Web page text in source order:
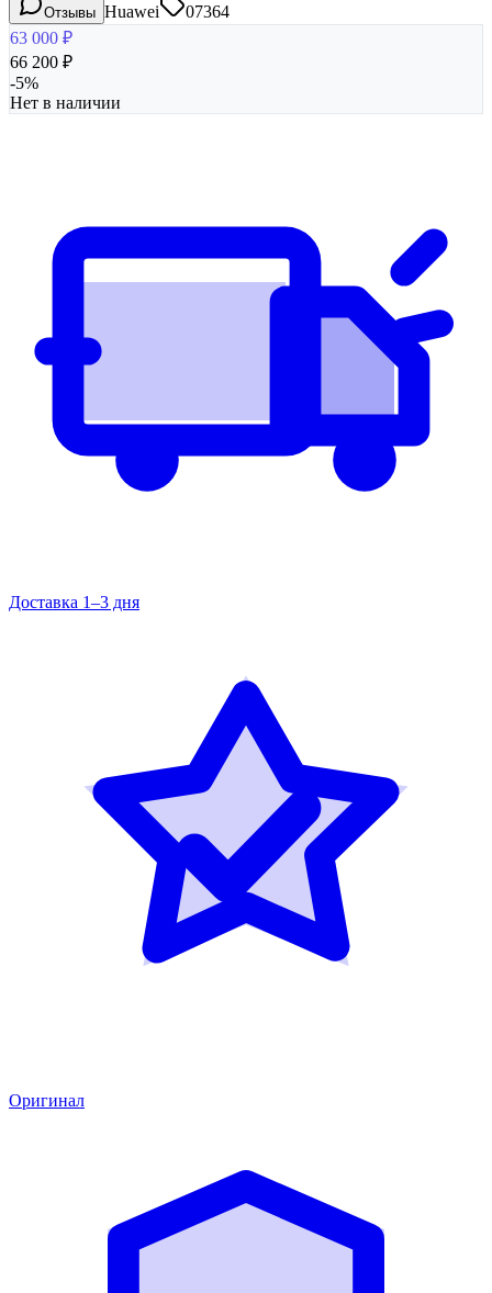
Отзывы Huawei
07364
63 000 ₽
66 200 ₽
-5%
Нет в наличии
Доставка 1–3 дня
Оригинал